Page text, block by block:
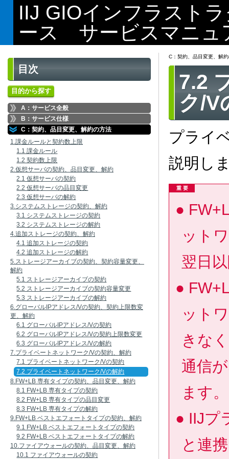
IIJ GIOインフラスト
ース サービスマニュ
目次
目的から探す
A：サービス全般
B：サービス仕様
C：契約、品目変更、解約の方法
1.課金ルールと契約数上限
1.1 課金ルール
1.2 契約数上限
2.仮想サーバの契約、品目変更、解約
2.1 仮想サーバの契約
2.2 仮想サーバの品目変更
2.3 仮想サーバの解約
3.システムストレージの契約、解約
3.1 システムストレージの契約
3.2 システムストレージの解約
4.追加ストレージの契約、解約
4.1 追加ストレージの契約
4.2 追加ストレージの解約
5.ストレージアーカイブの契約、契約容量変更、
解約
5.1 ストレージアーカイブの契約
5.2 ストレージアーカイブの契約容量変更
5.3 ストレージアーカイブの解約
6.グローバルIPアドレス/Vの契約、契約上限数変
更、解約
6.1 グローバルIPアドレス/Vの契約
6.2 グローバルIPアドレス/Vの契約上限数変更
6.3 グローバルIPアドレス/Vの解約
7.プライベートネットワーク/Vの契約、解約
7.1 プライベートネットワーク/Vの契約
7.2 プライベートネットワーク/Vの解約
8.FW+LB 専有タイプの契約、品目変更、解約
8.1 FW+LB 専有タイプの契約
8.2 FW+LB 専有タイプの品目変更
8.3 FW+LB 専有タイプの解約
9.FW+LB ベストエフォートタイプの契約、解約
9.1 FW+LB ベストエフォートタイプの契約
9.2 FW+LB ベストエフォートタイプの解約
10.ファイアウォールの契約、品目変更、解約
10.1 ファイアウォールの契約
C：契約、品目変更、解
7.2
ク/V
プライ
説明し
重 要
ット
翌日
ット
きな
通信
ます
IIJプ
と連